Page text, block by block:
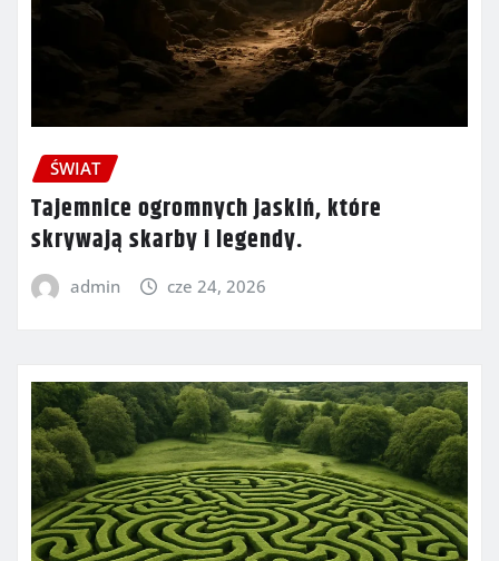
ŚWIAT
Tajemnice ogromnych jaskiń, które
skrywają skarby i legendy.
admin cze 24, 2026